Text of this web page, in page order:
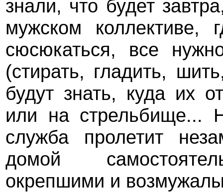
знали, что будет
мужском
сюсюкаться, все
(стирать, гладить,
будут знать, куда их
или на стрельбище...
служба пролетит
домой
окрепшими и